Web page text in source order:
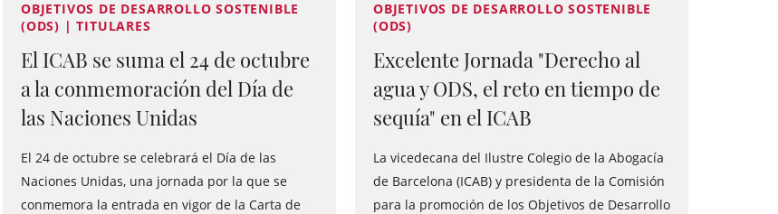
OBJETIVOS DE DESARROLLO SOSTENIBLE
(ODS) | TITULARES
El ICAB se suma el 24 de octubre
a la conmemoración del Día de
las Naciones Unidas
El 24 de octubre se celebrará el Día de las
Naciones Unidas, una jornada por la que se
conmemora la entrada en vigor de la Carta de
OBJETIVOS DE DESARROLLO SOSTENIBLE
(ODS)
Excelente Jornada "Derecho al
agua y ODS, el reto en tiempo de
sequía" en el ICAB
La vicedecana del Ilustre Colegio de la Abogacía
de Barcelona (ICAB) y presidenta de la Comisión
para la promoción de los Objetivos de Desarrollo